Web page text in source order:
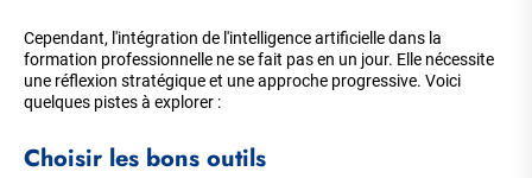
Cependant, l'intégration de l'intelligence artificielle dans la
formation professionnelle ne se fait pas en un jour. Elle nécessite
une réflexion stratégique et une approche progressive. Voici
quelques pistes à explorer :
Choisir les bons outils